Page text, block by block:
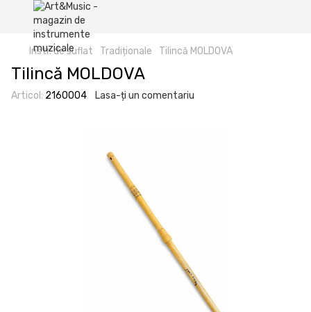
Instr. de suflat Tradiționale Tilincă MOLDOVA
Tilincă MOLDOVA
Articol: 2160004 Lasa-ți un comentariu